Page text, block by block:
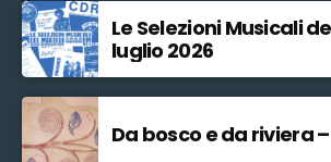
Le Selezioni Musicali
luglio 2026
Da bosco e da riviera